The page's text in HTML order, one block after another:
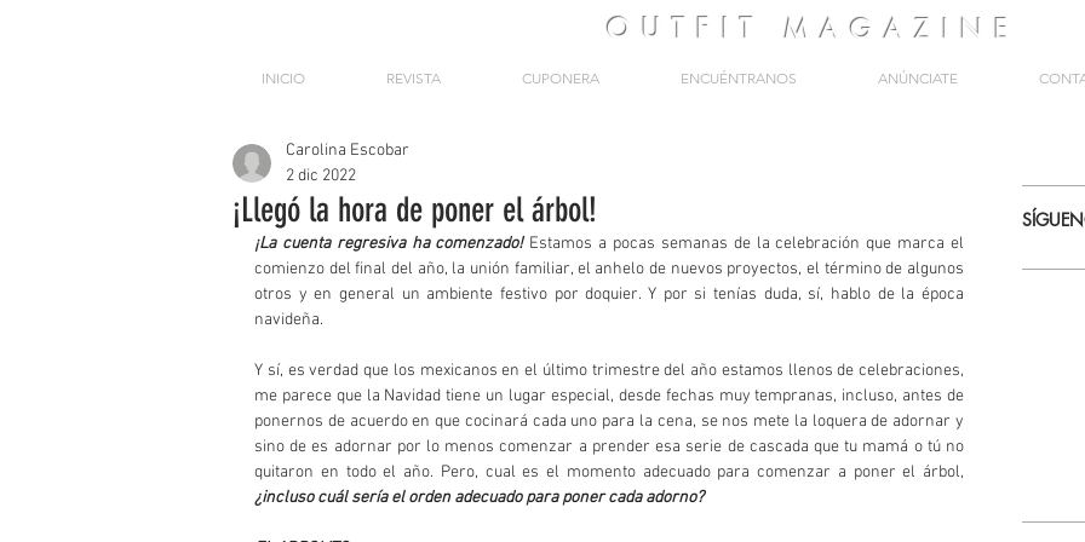
OUTFIT MAGAZINE
INICIO REVISTA CUPONERA ENCUÉNTRANOS ANÚNCIATE
¡Llegó la hora de poner el árbol!
Carolina Escobar
2 dic 2022
¡La cuenta regresiva ha comenzado! Estamos a pocas semanas de la celebración que marca el
comienzo del final del año, la unión familiar, el anhelo de nuevos proyectos, el término de algunos
otros y en general un ambiente festivo por doquier. Y por si tenías duda, sí, hablo de la época
navideña.
Y sí, es verdad que los mexicanos en el último trimestre del año estamos llenos de celebraciones,
me parece que la Navidad tiene un lugar especial, desde fechas muy tempranas, incluso, antes de
ponernos de acuerdo en que cocinará cada uno para la cena, se nos mete la loquera de adornar y
sino de es adornar por lo menos comenzar a prender esa serie de cascada que tu mamá o tú no
¿incluso cuál sería el orden adecuado para poner cada adorno?